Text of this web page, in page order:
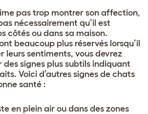
pas trop montrer son affection,
nécessairement qu’il est
côtés ou dans sa maison.
beaucoup plus réservés lorsqu’il
leurs sentiments, vous devrez
signes plus subtils indiquant
Voici d’autres signes de chats
santé :
en plein air ou dans des zones